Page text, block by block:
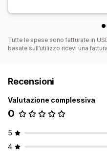
Tutte le spese sono fatturate in
basate sull’utilizzo ricevi una
Recensioni
Valutazione complessiva
0
5
4